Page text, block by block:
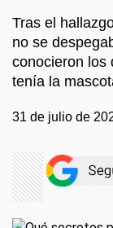
Tras el
no se
conocieron los
tenía la
31 de julio de